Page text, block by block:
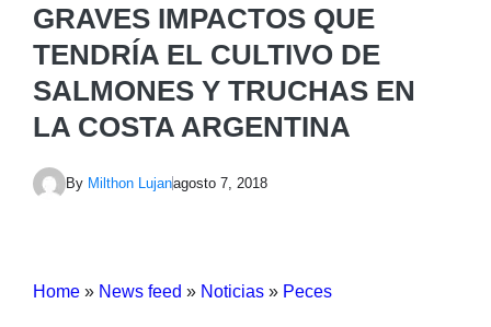
GRAVES IMPACTOS QUE
TENDRÍA EL CULTIVO DE
SALMONES Y TRUCHAS EN
LA COSTA ARGENTINA
By Milthon Lujanagosto 7, 2018
Home » News feed » Noticias » Peces